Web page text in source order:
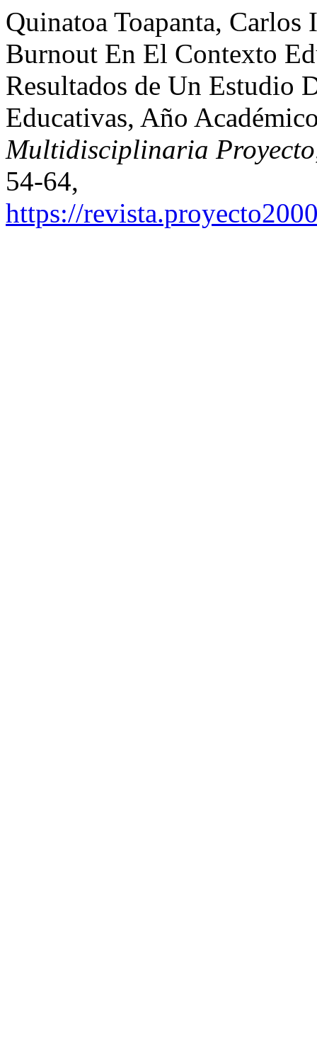
Quinatoa Toapanta,
Burnout En El Contexto
Resultados de Un Estudio
Educativas, Año
Multidisciplinaria Proyecto
54-64,
https://